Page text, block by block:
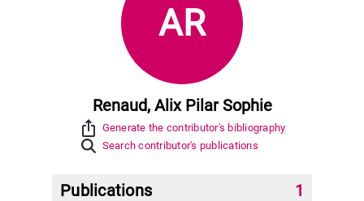
AR
Renaud, Alix Pilar Sophie
ios_share Generate the contributor's bibliography
Search contributor's publications
Publications 1